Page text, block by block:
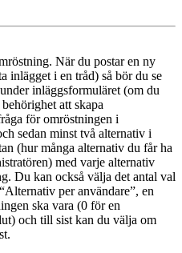
När du postar en ny
inlägget i en tråd) så bör du se
inläggsformuläret (om du
att skapa
för omröstningen i
sedan minst två alternativ i
(hur många alternativ du får ha
med varje alternativ
Du kan också välja det antal val
per användare”, en
ska vara (0 för en
och till sist kan du välja om